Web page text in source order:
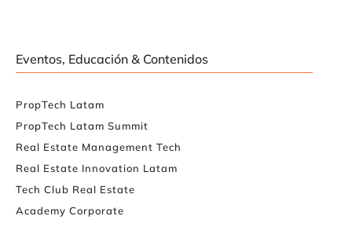
Eventos, Educación & Contenidos
PropTech Latam
PropTech Latam Summit
Real Estate Management Tech
Real Estate Innovation Latam
Tech Club Real Estate
Academy Corporate